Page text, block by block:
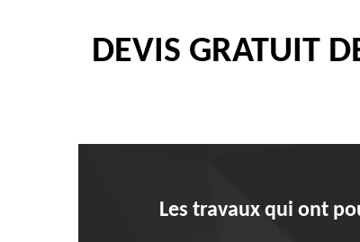
DEVIS GRATUIT
Les travaux qui ont